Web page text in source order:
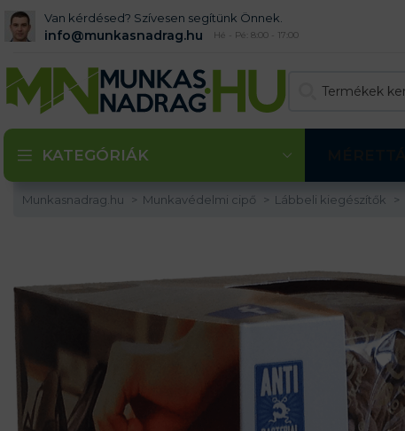
Van kérdésed? Szívesen segítünk Önnek.
info@munkasnadrag.hu Hé - Pé: 8:00 - 17:00
KATEGÓRIÁK
Munkasnadrag.hu Munkavédelmi cipő Lábbeli kiegészítők